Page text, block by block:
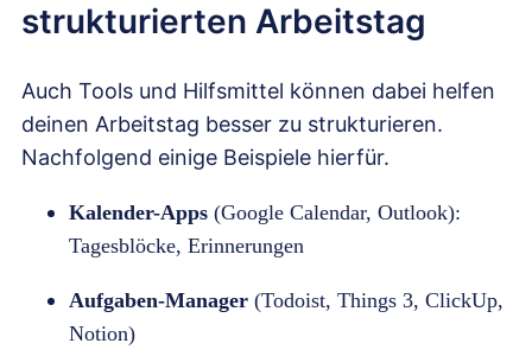
strukturierten Arbeitstag
Auch Tools und Hilfsmittel können dabei helfen
deinen Arbeitstag besser zu strukturieren.
Nachfolgend einige Beispiele hierfür.
Kalender-Apps (Google Calendar, Outlook):
Tagesblöcke, Erinnerungen
Aufgaben-Manager (Todoist, Things 3, ClickUp,
Notion)